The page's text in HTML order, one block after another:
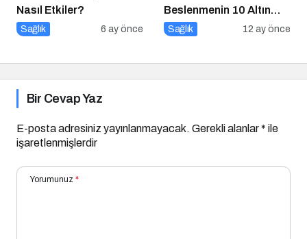
Nasıl Etkiler?
Sağlık 6 ay önce
Beslenmenin 10 Altın
Kuralı
Sağlık 12 ay önce
Bir Cevap Yaz
E-posta adresiniz yayınlanmayacak. Gerekli alanlar* ile
işaretlenmişlerdir
Yorumunuz *